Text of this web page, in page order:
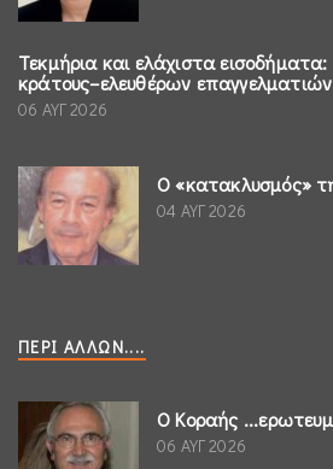
Τεκμήρια και ελάχιστα
κράτους–ελευθέρων επαγγελματιών
06 ΑΥΓ 2026
Ο «κατακλυσμός»
04 ΑΥΓ 2026
ΠΕΡΊ ΆΛΛΩΝ....
Ο Κοραής
06 ΑΥΓ 2026